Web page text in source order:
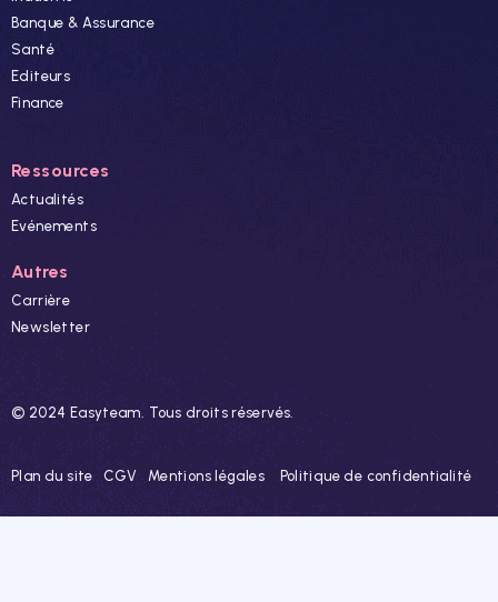
Banque & Assurance
Santé
Editeurs
Finance
Ressources
Actualités
Evénements
Autres
Carrière
Newsletter
© 2024 Easyteam. Tous droits réservés.
Plan du site CGV Mentions légales Politique de confidentialité